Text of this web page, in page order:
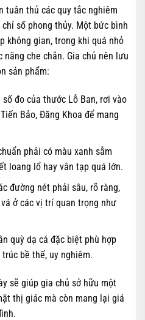
tuân thủ các quy tắc nghiêm
số phong thủy. Một bức bình
không gian, trong khi quá nhỏ
che chắn. Gia chủ nên lưu
sản phẩm:
đo của thước Lỗ Ban, rơi vào
Bảo, Đăng Khoa để mang
phải có màu xanh sẫm
loang lổ hay vân tạp quá lớn.
đường nét phải sâu, rõ ràng,
ở các vị trí quan trọng như
quỳ dạ cá đặc biệt phù hợp
bề thế, uy nghiêm.
sẽ giúp gia chủ sở hữu một
thị giác mà còn mang lại giá